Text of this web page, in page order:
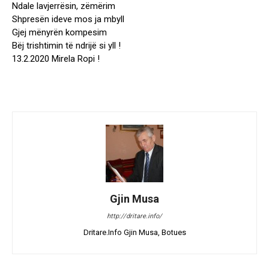
Ndale lavjerrësin, zëmërim
Shpresën ideve mos ja mbyll
Gjej mënyrën kompesim
Bëj trishtimin të ndrijë si yll !
13.2.2020 Mirela Ropi !
Gjin Musa
http://dritare.info/
Dritare.Info Gjin Musa, Botues